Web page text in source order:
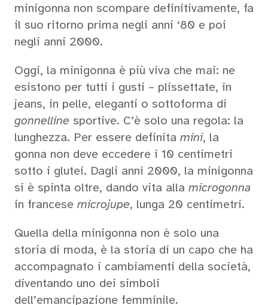
minigonna non scompare definitivamente, fa
il suo ritorno prima negli anni ‘80 e poi
negli anni 2000.
Oggi, la minigonna è più viva che mai: ne
esistono per tutti i gusti – plissettate, in
jeans, in pelle, eleganti o sottoforma di
gonnelline sportive. C’è solo una regola: la
lunghezza. Per essere definita mini, la
gonna non deve eccedere i 10 centimetri
sotto i glutei. Dagli anni 2000, la minigonna
si è spinta oltre, dando vita alla microgonna
in francese microjupe, lunga 20 centimetri.
Quella della minigonna non è solo una
storia di moda, è la storia di un capo che ha
accompagnato i cambiamenti della società,
diventando uno dei simboli
dell’emancipazione femminile.